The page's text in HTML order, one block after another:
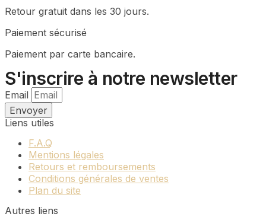
Retour gratuit dans les 30 jours.
Paiement sécurisé
Paiement par carte bancaire.
S'inscrire à notre newsletter
Email
Envoyer
Liens utiles
F.A.Q
Mentions légales
Retours et remboursements
Conditions générales de ventes
Plan du site
Autres liens